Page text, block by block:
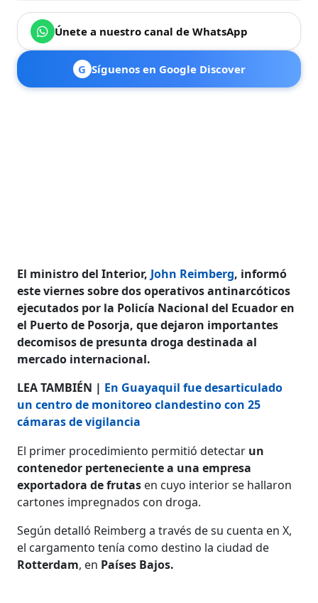
Únete a nuestro canal de WhatsApp
G Síguenos en Google Discover
El ministro del Interior, John Reimberg, informó
este viernes sobre dos operativos antinarcóticos
ejecutados por la Policía Nacional del Ecuador en
el Puerto de Posorja, que dejaron importantes
decomisos de presunta droga destinada al
mercado internacional.
LEA TAMBIÉN | En Guayaquil fue desarticulado
un centro de monitoreo clandestino con 25
cámaras de vigilancia
El primer procedimiento permitió detectar un
contenedor perteneciente a una empresa
exportadora de frutas en cuyo interior se hallaron
cartones impregnados con droga.
Según detalló Reimberg a través de su cuenta en X,
el cargamento tenía como destino la ciudad de
Rotterdam, en Países Bajos.